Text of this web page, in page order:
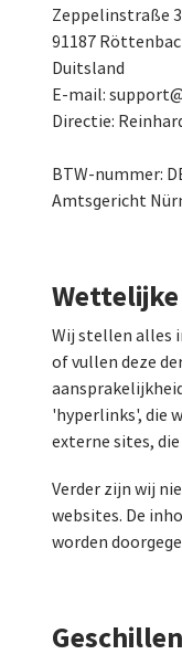
Zeppelinstraße
91187
Duitsland
E-mail:
Directie:
BTW-nummer:
Amtsgericht
Wij stellen alles
of vullen deze
'hyperlinks', die
externe sites,
Verder zijn wij
websites. De
worden